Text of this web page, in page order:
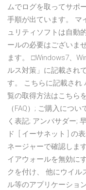
ムでログを取ってサポ
手順が出ています。 マ
ュリティソフトは自動
ールの必要はございま
ます。 □Windows7、
ルス対策」に記載され
す。 こちらに記載され
覧の取得方法はこちら
（FAQ）; ご購入につ
く表記; アンバサダー;
ド [ イーサネット ] の
ネージャーで確認しま
イアウォールを無効に
クを付け、 他にウイル
ル等のアプリケーショ